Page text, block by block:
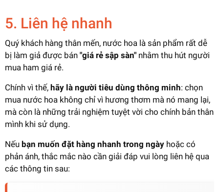
Thứ 2:Nếu xịt quá nhiều nước hoa sẽ gây phản
tác dụng, mùi nước hoa quá nồng sẽ ảnh hưởng, tạo
cảm giác khó chịu đến những người xung quanh bạn
nhé.
Lời khuyên:Bạn nên xịt khoảng 3-4 lần ở những vị
trí như: dưới cằm, cổ tay, sau gáy, vùng ngực, . . .
những vị trí này sẽ giúp bạn lưu giữ được mùi
thơm lâu và tỏa hương xa hơn nhé.
hoa lên áo sẽ thơm và giữ mùi lâu hơn khi xịt lên
da. Tuy nhiên nước hoa trên áo cũng có một số
hạn chế sau:
Nếu xịt quá nhiều ở cùng một vị trí sẽ gây ra ố
vàng, nhanh làm hỏng áo, quần (đặc biệt là những
chiếc áo, quần sáng màu).
Nước hoa trên áo, quần sẽ ít lan tỏa hương xa và
không tạo sự khác biệt rõ rệt giữa các tầng hương
Lời khuyên: Thông thường chúng mình sẽ áp
dụng xịt cả 2 phương pháp này, xịt lên áo 1-2 lần,
5. Liên hệ nhanh
Quý khách hàng thân mến, nước hoa là sản phẩm rất dễ
bị làm giả được bán "giá rẻ sập sàn" nhằm thu hút người
mua ham giá rẻ.
Chính vì thế, hãy là người tiêu dùng thông minh: chọn
mua nước hoa không chỉ vì hương thơm mà nó mang lại,
mà còn là những trải nghiệm tuyệt vời cho chính bản thân
mình khi sử dụng.
Nếu bạn muốn đặt hàng nhanh trong ngày hoặc có
phản ánh, thắc mắc nào cần giải đáp vui lòng liên hệ qua
các thông tin sau: